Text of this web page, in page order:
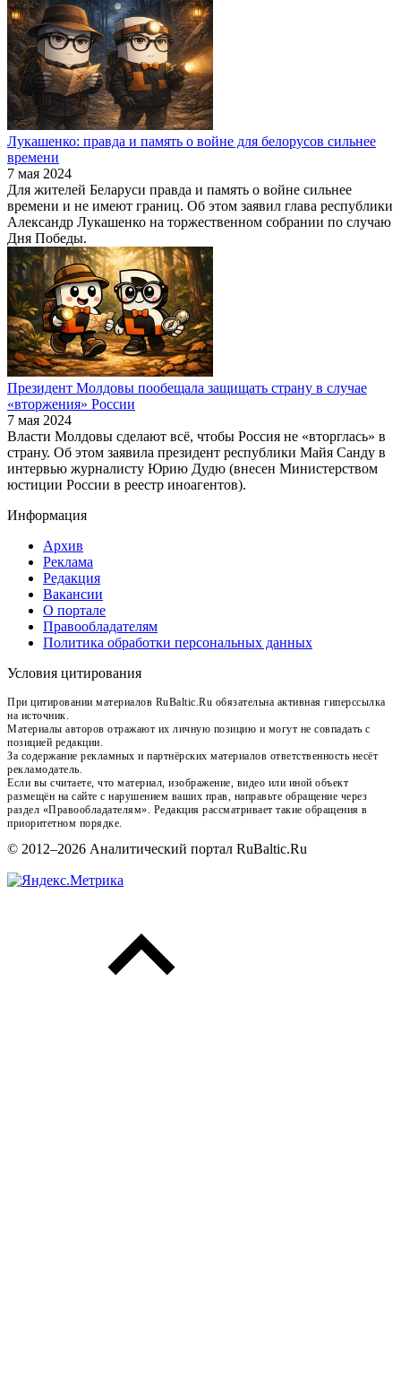
Лукашенко: правда и память о войне для белорусов сильнее
времени
7 мая 2024
Для жителей Беларуси правда и память о войне сильнее
времени и не имеют границ. Об этом заявил глава республики
Александр Лукашенко на торжественном собрании по случаю
Дня Победы.
Президент Молдовы пообещала защищать страну в случае
«вторжения» России
7 мая 2024
Власти Молдовы сделают всё, чтобы Россия не «вторглась» в
страну. Об этом заявила президент республики Майя Санду в
интервью журналисту Юрию Дудю (внесен Министерством
юстиции России в реестр иноагентов).
Информация
Архив
Реклама
Редакция
Вакансии
О портале
Правообладателям
Политика обработки персональных данных
Условия цитирования
При цитировании материалов RuBaltic.Ru обязательна активная гиперссылка
на источник.
Материалы авторов отражают их личную позицию и могут не совпадать с
позицией редакции.
За содержание рекламных и партнёрских материалов ответственность несёт
рекламодатель.
Если вы считаете, что материал, изображение, видео или иной объект
размещён на сайте с нарушением ваших прав, направьте обращение через
раздел «Правообладателям». Редакция рассматривает такие обращения в
приоритетном порядке.
© 2012–2026 Аналитический портал RuBaltic.Ru